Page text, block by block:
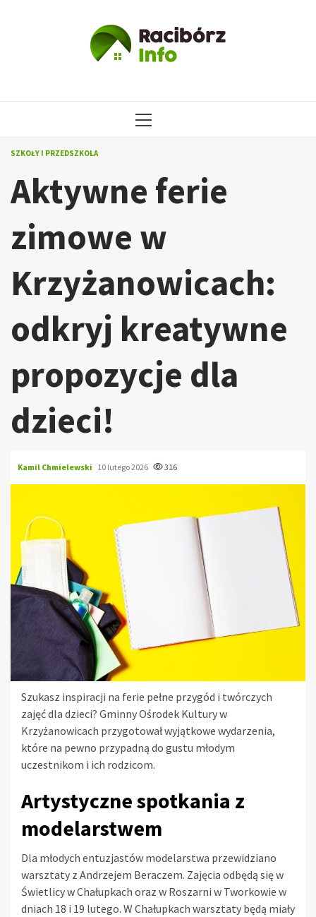
MENU
SZKOŁY I PRZEDSZKOLA
Aktywne ferie
zimowe w
Krzyżanowicach:
odkryj kreatywne
propozycje dla
dzieci!
Kamil Chmielewski 10 lutego 2026 316
Szukasz inspiracji na ferie pełne przygód i twórczych
zajęć dla dzieci? Gminny Ośrodek Kultury w
Krzyżanowicach przygotował wyjątkowe wydarzenia,
które na pewno przypadną do gustu młodym
uczestnikom i ich rodzicom.
Artystyczne spotkania z
modelarstwem
Dla młodych entuzjastów modelarstwa przewidziano
warsztaty z Andrzejem Beraczem. Zajęcia odbędą się w
Świetlicy w Chałupkach oraz w Roszarni w Tworkowie w
dniach 18 i 19 lutego. W Chałupkach warsztaty będą miały